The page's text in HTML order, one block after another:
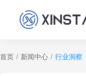
首页 / 新闻中心 / 行业洞察